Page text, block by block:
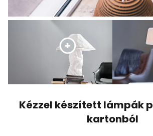
Kézzel készített lámpák
kartonból